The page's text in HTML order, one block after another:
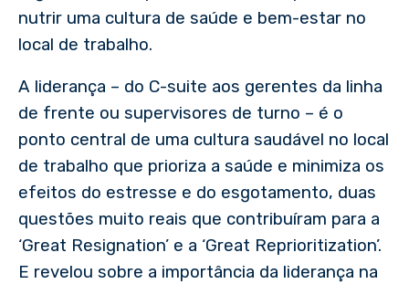
nutrir uma cultura de saúde e bem-estar no
local de trabalho.
A liderança – do C-suite aos gerentes da linha
de frente ou supervisores de turno – é o
ponto central de uma cultura saudável no local
de trabalho que prioriza a saúde e minimiza os
efeitos do estresse e do esgotamento, duas
questões muito reais que contribuíram para a
‘Great Resignation’ e a ‘Great Reprioritization’.
E revelou sobre a importância da liderança na